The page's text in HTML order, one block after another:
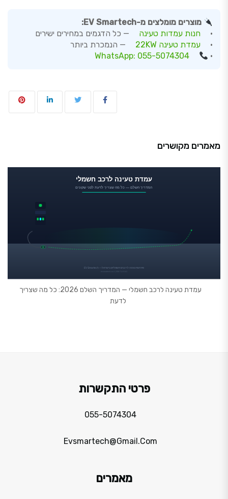
מוצרים מומלצים מ-EV Smartech:
•
חנות עמדות טעינה
— כל הדגמים במחירים ישירים
•
עמדת טעינה 22KW
— הנמכרת ביותר
•
WhatsApp: 055-5074304
מאמרים מקושרים
עמדת טעינה לרכב חשמלי — המדריך השלם 2026: כל מה שצריך
לדעת
פרטי התקשרות
055-5074304
Evsmartech@gmail.com
מאמרים